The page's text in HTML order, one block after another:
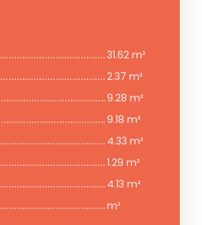
31.62 m²
2.37 m²
9.28 m²
9.18 m²
4.33 m²
1.29 m²
4.13 m²
m²